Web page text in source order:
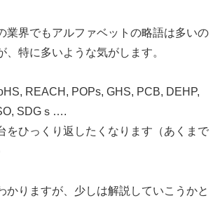
業界でもアルファベットの略語は多いの
、特に多いような気がします。
REACH, POPs, GHS, PCB, DEHP,
SDGｓ….
をひっくり返したくなります（あくまで
かりますが、少しは解説していこうかと